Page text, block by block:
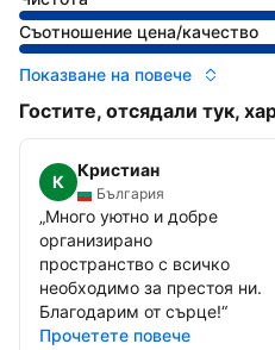
Съотношение цена/качество
Показване на повече
Гостите, отсядали тук,
К
Кристиан
България
„Много уютно и добре
организирано
пространство с всичко
необходимо за престоя ни.
Благодарим от сърце!“
Прочетете повече